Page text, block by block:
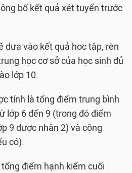
bố kết quả xét tuyển trước
dựa vào kết quả học tập, rèn
học cơ sở của học sinh đủ
lớp 10.
tính là tổng điểm trung bình
lớp 6 đến 9 (trong đó điểm
9 được nhân 2) và cộng
có).
điểm hạnh kiểm cuối